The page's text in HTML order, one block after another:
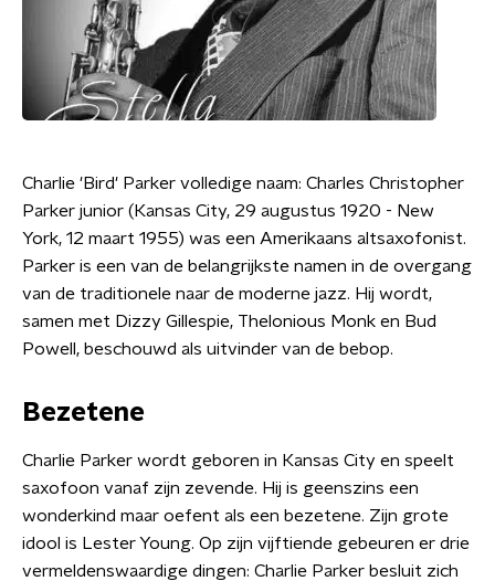
Charlie 'Bird' Parker volledige naam: Charles Christopher
Parker junior (Kansas City, 29 augustus 1920 - New
York, 12 maart 1955) was een Amerikaans altsaxofonist.
Parker is een van de belangrijkste namen in de overgang
van de traditionele naar de moderne jazz. Hij wordt,
samen met Dizzy Gillespie, Thelonious Monk en Bud
Powell, beschouwd als uitvinder van de bebop.
Bezetene
Charlie Parker wordt geboren in Kansas City en speelt
saxofoon vanaf zijn zevende. Hij is geenszins een
wonderkind maar oefent als een bezetene. Zijn grote
idool is Lester Young. Op zijn vijftiende gebeuren er drie
vermeldenswaardige dingen: Charlie Parker besluit zich